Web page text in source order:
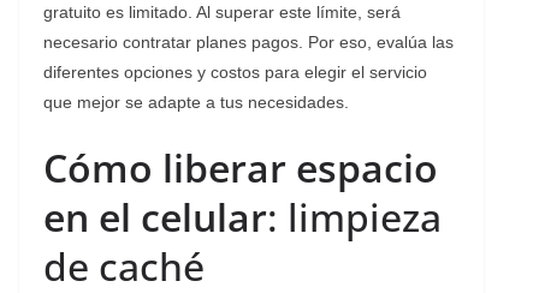
gratuito es limitado. Al superar este límite, será
necesario contratar planes pagos. Por eso, evalúa las
diferentes opciones y costos para elegir el servicio
que mejor se adapte a tus necesidades.
Cómo liberar espacio
en el celular: limpieza
de caché